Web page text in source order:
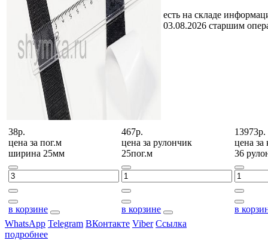
есть на складе
03.08.2026 старшим
38р.
цена за пог.м
ширина 25мм
в корзине
467р.
цена за рулончик
25пог.м
в корзине
13973р.
цена за
36
в
WhatsApp Telegram ВКонтакте Viber Ссылка
подробнее